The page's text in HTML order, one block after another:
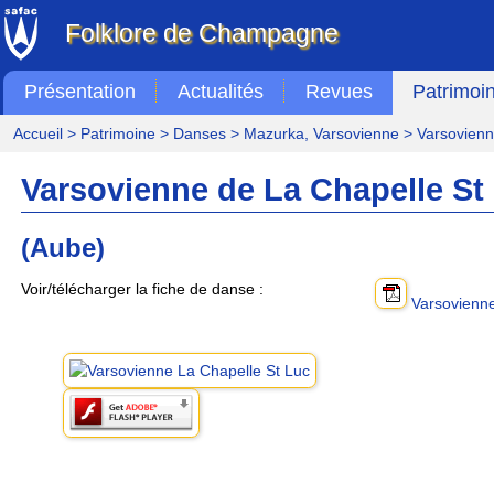
Folklore de Champagne
Présentation Actualités Revues
Accueil> Patrimoine> Danses> Mazurka, Varsovienne>
Varsovienne de La Chapelle St
(Aube)
Voir/télécharger la fiche de danse :